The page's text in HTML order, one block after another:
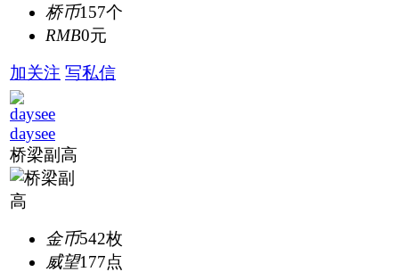
桥币157个
RMB0元
加关注 写私信
daysee
桥梁副高
金币542枚
威望177点